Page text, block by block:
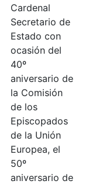
Cardenal
Secretario de
Estado con
ocasión del
40º
aniversario de
la Comisión
de los
Episcopados
de la Unión
Europea, el
50º
aniversario de